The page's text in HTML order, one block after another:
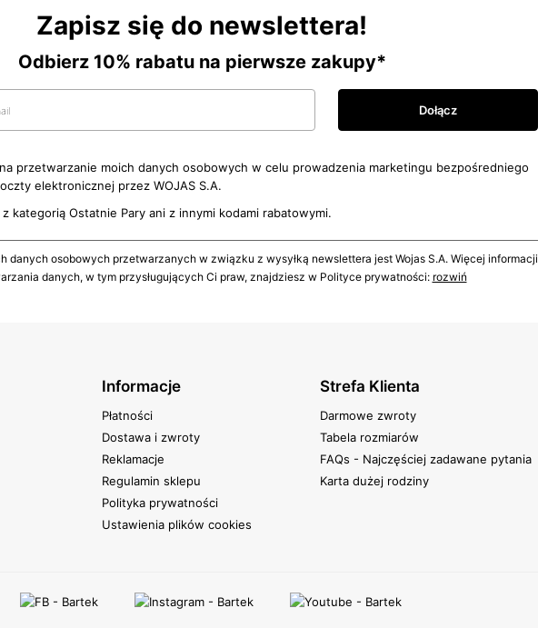
Zapisz się do newslettera!
Odbierz 10% rabatu na pierwsze zakupy*
przetwarzanie moich danych osobowych w celu prowadzenia marketingu bezpośredniego
elektronicznej przez WOJAS S.A.
z kategorią Ostatnie Pary ani z innymi kodami rabatowymi.
danych osobowych przetwarzanych w związku z wysyłką newslettera jest Wojas S.A. Więcej informacji
danych, w tym przysługujących Ci praw, znajdziesz w Polityce prywatności: rozwiń
Informacje
Płatności
Dostawa i zwroty
Reklamacje
Regulamin sklepu
Polityka prywatności
Ustawienia plików cookies
Strefa Klienta
Darmowe zwroty
Tabela rozmiarów
FAQs - Najczęściej zadawane pytania
Karta dużej rodziny